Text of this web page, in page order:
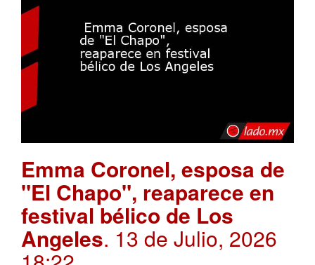
Emma Coronel, esposa de
"El Chapo", reaparece en
festival bélico de Los
Angeles. 13 de Julio, 2026